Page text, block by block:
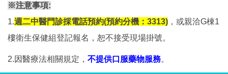
※注意事項:
1.週二中醫門診採電話預約(預約分機：3313) ，或親洽G棟1
樓衛生保健組登記報名，恕不接受現場掛號。
2.因醫療法相關規定， 不提供口服藥物服務。